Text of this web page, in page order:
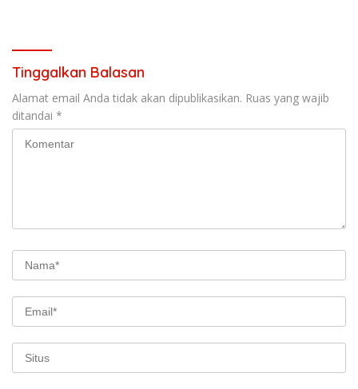
Tinggalkan Balasan
Alamat email Anda tidak akan dipublikasikan. Ruas yang wajib
ditandai *